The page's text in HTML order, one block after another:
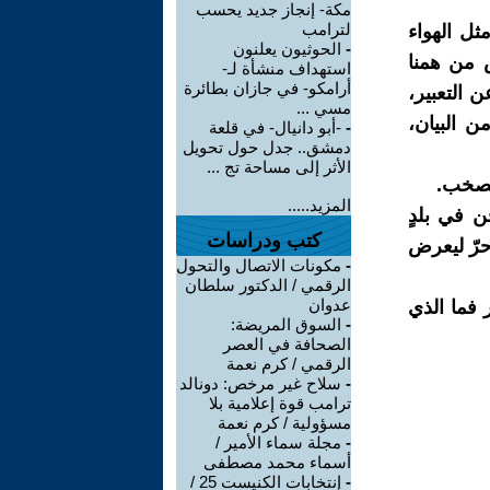
الهواء
من همنا
التعبير،
البيان،
في بلدٍ
حرّ ليعرض
فما الذي
مكة- إنجاز جديد يحسب
لترامب
- الحوثيون يعلنون
استهداف منشأة لـ-
أرامكو- في جازان بطائرة
مسي ...
- -أبو دانيال- في قلعة
دمشق.. جدل حول تحويل
الأثر إلى مساحة تج ...
المزيد.....
كتب ودراسات
- مكونات الاتصال والتحول
الرقمي / الدكتور سلطان
عدوان
- السوق المريضة:
الصحافة في العصر
الرقمي / كرم نعمة
- سلاح غير مرخص: دونالد
ترامب قوة إعلامية بلا
مسؤولية / كرم نعمة
- مجلة سماء الأمير /
أسماء محمد مصطفى
-
إنتخابات الكنيست 25 /